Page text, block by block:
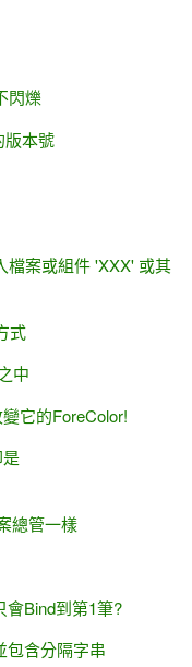
閃爍
版本號
檔案或組件 'XXX' 或其
式
中
它的ForeColor!
總管一樣
會Bind到第1筆?
包含分隔字串